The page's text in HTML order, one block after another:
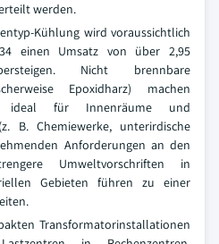
werden.
Kühlung wird voraussichtlich
einen Umsatz von über 2,95
Nicht brennbare
Epoxidharz) machen
ideal für Innenräume und
B. Chemiewerke, unterirdische
Anforderungen an den
Umweltvorschriften in
Gebieten führen zu einer
Transformatorinstallationen